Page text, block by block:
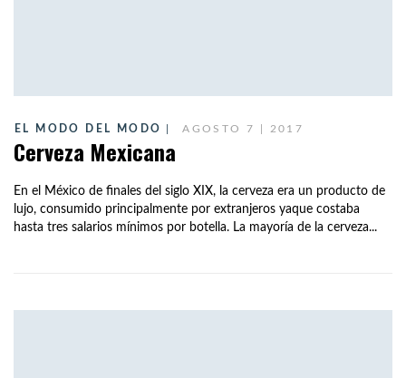
EL MODO DEL MODO AGOSTO 7 | 2017
Cerveza Mexicana
En el México de finales del siglo XIX, la cerveza era un producto de
lujo, consumido principalmente por extranjeros yaque costaba
hasta tres salarios mínimos por botella. La mayoría de la cerveza...